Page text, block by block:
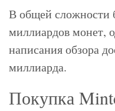
В общей сложности
миллиардов монет,
написания обзора
миллиарда.
Покупка